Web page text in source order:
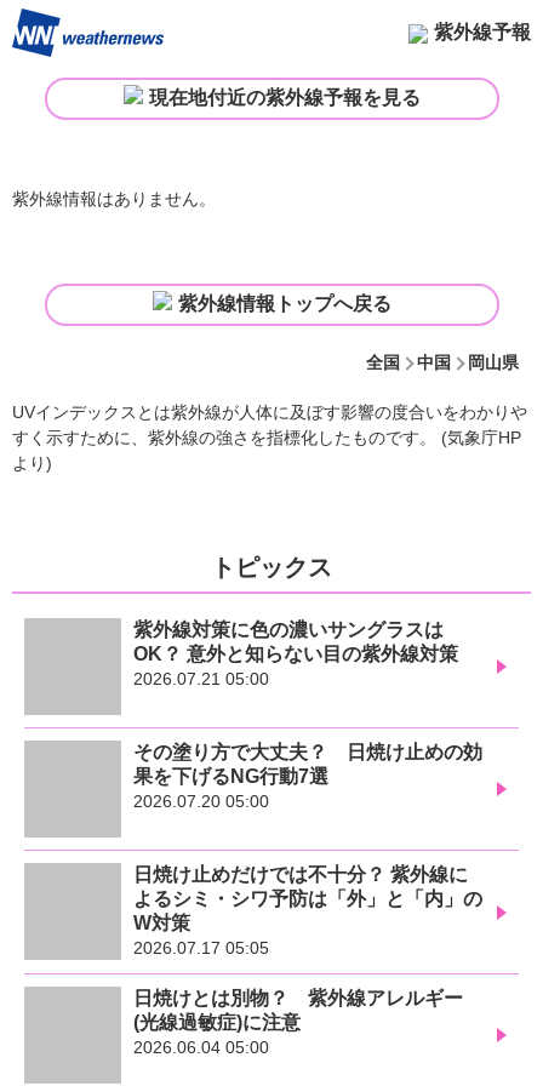
紫外線予報
現在地付近の紫外線予報を見る
紫外線情報はありません。
紫外線情報トップへ戻る
全国 中国 岡山県
UVインデックスとは紫外線が人体に及ぼす影響の度合いをわかりや
すく示すために、紫外線の強さを指標化したものです。 (気象庁HP
より)
トピックス
紫外線対策に色の濃いサングラスは
OK？ 意外と知らない目の紫外線対策
2026.07.21 05:00
その塗り方で大丈夫？ 日焼け止めの効
果を下げるNG行動7選
2026.07.20 05:00
日焼け止めだけでは不十分？ 紫外線に
よるシミ・シワ予防は「外」と「内」の
W対策
2026.07.17 05:05
日焼けとは別物？ 紫外線アレルギー
(光線過敏症)に注意
2026.06.04 05:00